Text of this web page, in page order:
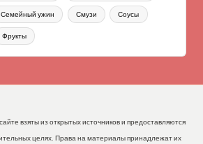
Семейный ужин Смузи Соусы
Фрукты
взяты из открытых источников и предоставляются
целях. Права на материалы принадлежат их